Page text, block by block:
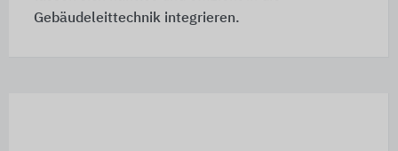
Gebäudeleittechnik integrieren.